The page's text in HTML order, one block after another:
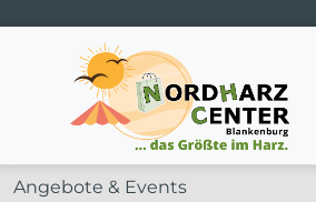
Hauptnavigation
Angebote & Events